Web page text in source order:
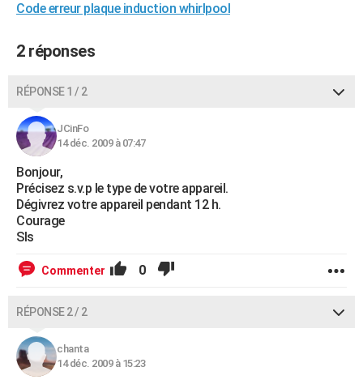
BONS PLANS
CARTE DE VOEUX
COPAINS D'AVANT
S'inscrire
Se connecter
Lycées
Collèges
Primaires
Universités
Entreprises
Service militaire
Avis de recherche
AVIS DE DÉCÈS
FORUM
Bricolage
Lifestyle
Culture
Sport
Auto
Television
Voyage
Cinema
Code erreur plaque induction whirlpool
2 réponses
RÉPONSE 1 / 2
JCinFo
14 déc. 2009 à 07:47
Bonjour,
Précisez s.v.p le type de votre appareil.
Dégivrez votre appareil pendant 12 h.
Courage
Sls
Commenter 0
RÉPONSE 2 / 2
chanta
14 déc. 2009 à 15:23